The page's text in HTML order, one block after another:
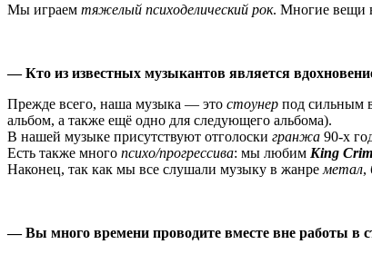
Мы играем тяжелый психоделический рок. Многие вещи
— Кто из известных музыкантов является
Прежде всего, наша музыка — это стоунер под сильным
альбом, а также ещё одно для следующего альбома).
В нашей музыке присутствуют отголоски гранжа 90-х
Есть также много психо/прогрессива: мы любим King
Наконец, так как мы все слушали музыку в жанре метал,
— Вы много времени проводите вместе вне работы в